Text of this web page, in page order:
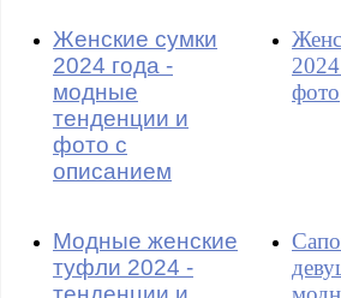
Женские сумки
2024 года -
модные
тенденции и
фото с
описанием
фото
Модные женские
туфли 2024 -